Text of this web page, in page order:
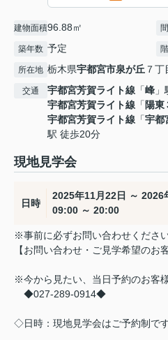
建物面積96.88㎡
築年数 予定
所在地 栃木県宇都宮市泉が丘 ７丁
交通 宇都宮芳賀ライト線 「峰
宇都宮芳賀ライト線 「 陽東
宇都宮芳賀ライト線 「宇都
駅 徒歩20分
現地見学会
日時
2025年11月22日 ～ 2026
09:00 ～ 20:00
※事前に必ずお問い合わせくださ
【お問い合わせ・ご見学希望のお客
※今から見たい、当日予約のお客
◆027-289-0914◆
◇日時：現地見学会はご予約制で